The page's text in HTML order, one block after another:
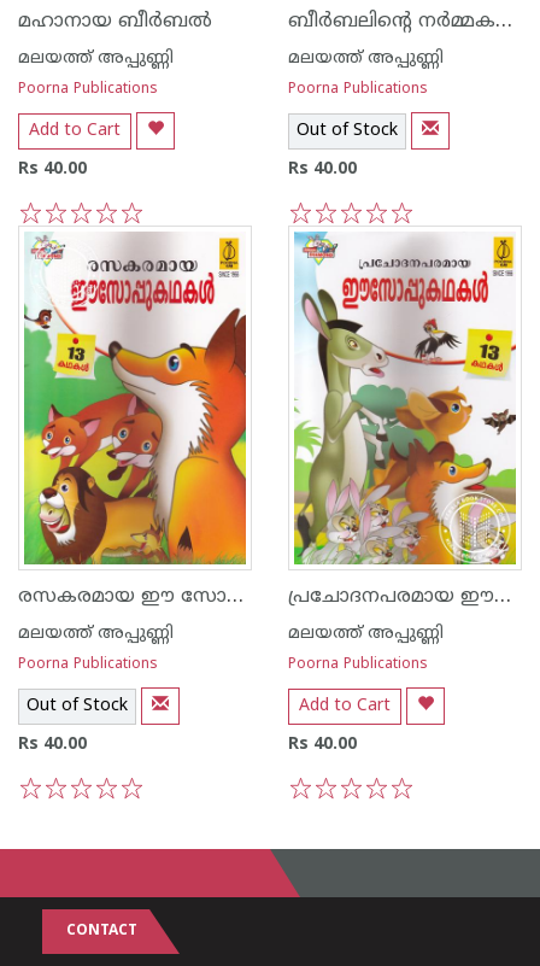
മഹാനായ ബീര്‍ബല്‍
മലയത്ത് അപ്പുണ്ണി
Poorna Publications
Add to Cart
Rs 40.00
5
2
1
ബീര്‍ബലിന്റെ നര്‍മ്മകഥകള്‍
മലയത്ത് അപ്പുണ്ണി
Poorna Publications
Out of Stock
Rs 40.00
5
2
1
രസകരമായ ഈ സോപ്പുകഥകള്‍
മലയത്ത് അപ്പുണ്ണി
Poorna Publications
Out of Stock
Rs 40.00
പ്രചോദനപരമായ ഈസോപ്പുകഥകള്‍
മലയത്ത് അപ്പുണ്ണി
Poorna Publications
Add to Cart
Rs 40.00
CONTACT